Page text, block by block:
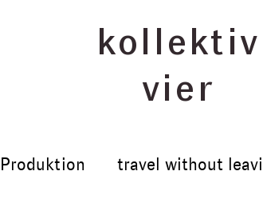
kollektiv
vier
Produktion travel without